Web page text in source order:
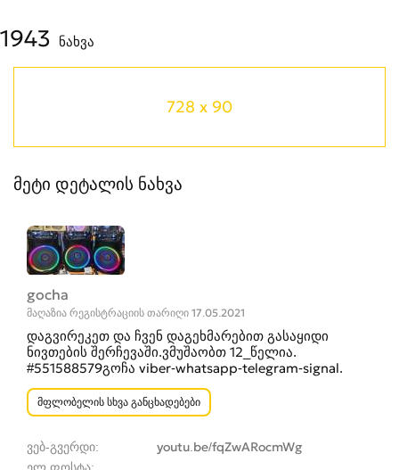
1943 ნახვა
728 x 90
მეტი დეტალის ნახვა
gocha
მაღაზია რეგისტრაციის თარიღი 17.05.2021
დაგვირეკეთ და ჩვენ დაგეხმარებით გასაყიდი
ნივთების შერჩევაში.ვმუშაობთ 12_წელია.
#551588579გოჩა viber-whatsapp-telegram-signal.
მფლობელის სხვა განცხადებები
ვებ-გვერდი
youtu.be/fqZwARocmWg